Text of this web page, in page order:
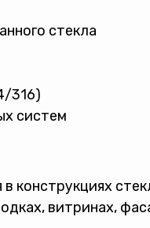
стекла
316)
систем
конструкциях
витринах,